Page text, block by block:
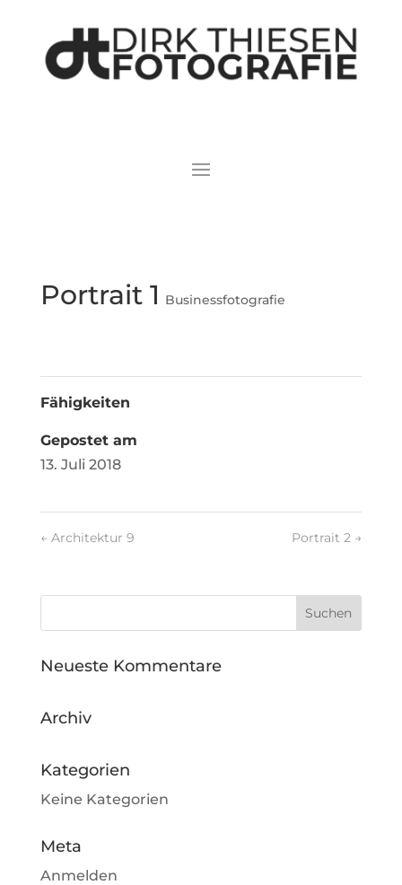
Portrait 1 Businessfotografie
Fähigkeiten
Gepostet am
13. Juli 2018
← Architektur 9 Portrait 2 →
Neueste Kommentare
Archiv
Kategorien
Keine Kategorien
Meta
Anmelden